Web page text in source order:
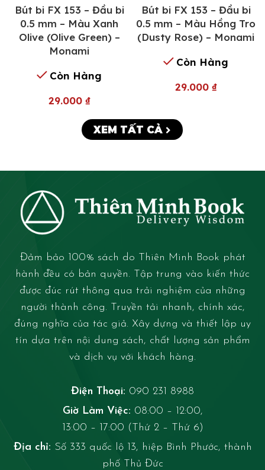
Bút bi FX 153 – Đầu bi
0.5 mm – Màu Xanh
Olive (Olive Green) –
Monami
Còn Hàng
29.000 ₫
Bút bi FX 153 – Đầu bi
0.5 mm – Màu Hồng Tro
(Dusty Rose) – Monami
Còn Hàng
29.000 ₫
XEM TẤT CẢ
Đảm bảo 100% sách do Thiên Minh Book phát
hành đều có bản quyền. Tập trung vào kiến thức
được đúc rút thông qua trải nghiệm của những
người thành công. Truyền tải nhanh, chính xác,
đúng nghĩa của tác giả. Xây dựng và thiết lập uy
tín dựa trên nội dung sách, chất lượng sản phẩm
và dịch vụ với khách hàng.
Điện Thoại: 090 231 8988
Giờ Làm Việc: 08:00 – 12:00,
13:00 – 17:00 (Thứ 2 – Thứ 6)
Địa chỉ: Số 333 quốc lộ 13, hiệp Bình Phước, thành
phố Thủ Đức